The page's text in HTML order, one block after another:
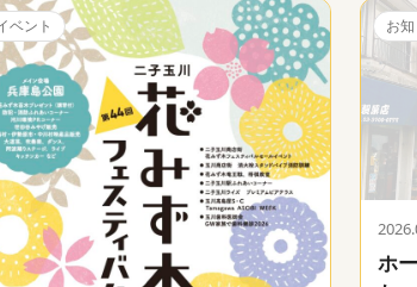
ベント お
ホ